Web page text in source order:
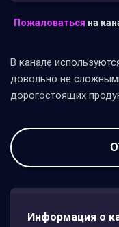
Пожаловаться на
В канале
довольно не
дорогостоящих
Информация о